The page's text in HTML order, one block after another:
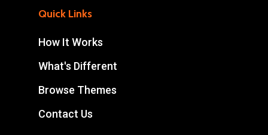
Quick Links
How It Works
What's Different
Browse Themes
Contact Us